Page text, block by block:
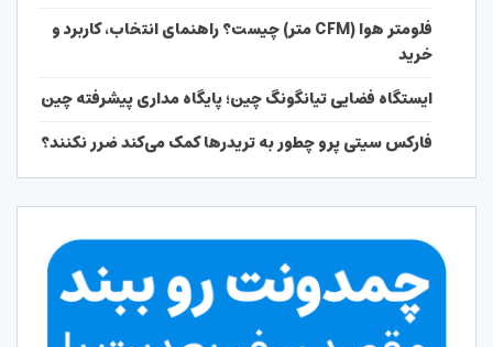
فلومتر هوا (CFM متر) چیست؟ راهنمای انتخاب، کاربرد و
خرید
ایستگاه فضایی تیانگونگ چین؛ پایگاه مداری پیشرفته چین
فارکس سیتی پرو چطور به تریدرها کمک می‌کند ضرر نکنند؟